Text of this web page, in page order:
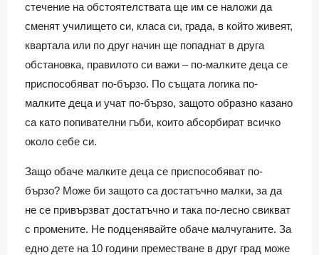
стечение на обстоятелствата ще им се наложи да
сменят училището си, класа си, града, в който живеят,
квартала или по друг начин ще попаднат в друга
обстановка, правилото си важи – по-малките деца се
приспособяват по-бързо. По същата логика по-
малките деца и учат по-бързо, защото образно казано
са като попивателни гъби, които абсорбират всичко
около себе си.
Защо обаче малките деца се приспособяват по-
бързо? Може би защото са достатъчно малки, за да
не се привързват достатъчно и така по-лесно свикват
с промените. Не подценявайте обаче малчуганите. За
едно дете на 10 години преместване в друг град може